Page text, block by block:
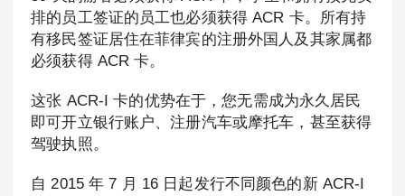
排的员工签证的员工也必须获得 ACR 卡。所有持
有移民签证居住在菲律宾的注册外国人及其家属都
必须获得 ACR 卡。
这张 ACR-I 卡的优势在于，您无需成为永久居民
即可开立银行账户、注册汽车或摩托车，甚至获得
驾驶执照。
自 2015 年 7 月 16 日起发行不同颜色的新 ACR-I